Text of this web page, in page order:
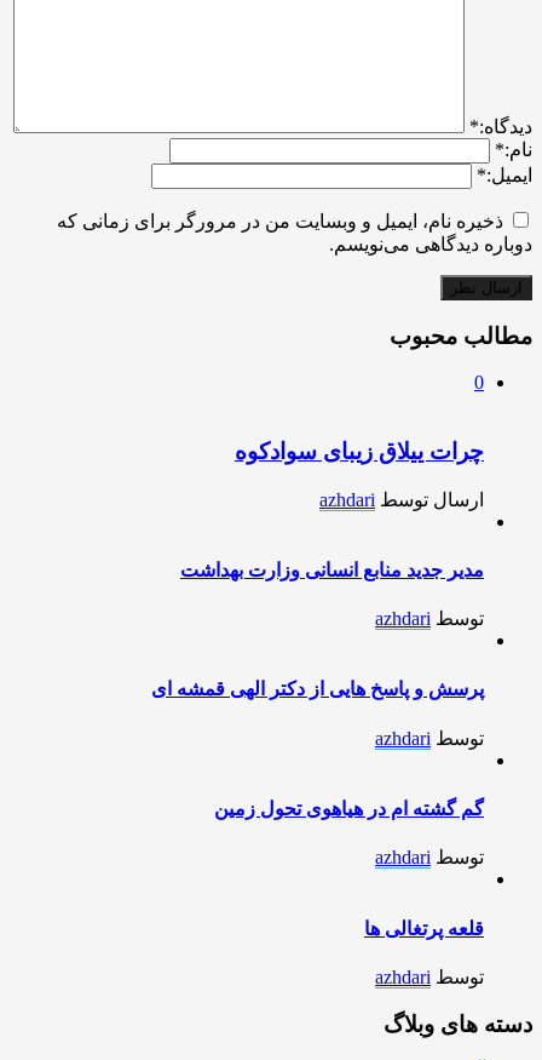
ديدگاه:*
نام:*
ایمیل:*
ذخیره نام، ایمیل و وبسایت من در مرورگر برای زمانی که
دوباره دیدگاهی می‌نویسم.
مطالب محبوب
0
چرات ییلاق زیبای سوادکوه
ارسال توسط azhdari
مدیر جدید منابع انسانی وزارت بهداشت
توسط azhdari
پرسش و پاسخ هایی از دکتر الهی قمشه ای
توسط azhdari
گم گشته ام در هیاهوی تحول زمین
توسط azhdari
قلعه پرتغالی ها
توسط azhdari
دسته های وبلاگ